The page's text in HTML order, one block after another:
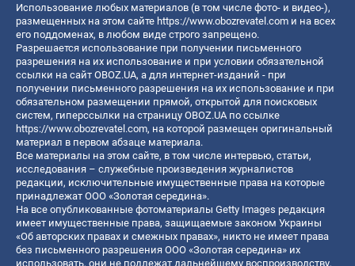
Использование любых материалов (в том числе фото- и видео-),
размещенных на этом сайте https://www.obozrevatel.com и на всех
его поддоменах, в любом виде строго запрещено.
Разрешается использование при получении письменного
разрешения на их использование и при условии обязательной
ссылки на сайт OBOZ.UA, а для интернет-изданий - при
получении письменного разрешения на их использование и при
обязательном размещении прямой, открытой для поисковых
систем, гиперссылки на страницу OBOZ.UA по ссылке
https://www.obozrevatel.com, на которой размещен оригинальный
материал в первом абзаце материала.
Все материалы на этом сайте, в том числе интервью, статьи,
исследования – служебные произведения журналистов
редакции, исключительные имущественные права на которые
принадлежат ООО «Золотая середина».
На все опубликованные фотоматериалы Getty Images редакция
имеет имущественные права, защищаемые законом Украины
«Об авторских правах и смежных правах», никто не имеет права
без письменного разрешения ООО «Золотая середина» их
использовать, они не подлежат дальнейшему воспроизводству,